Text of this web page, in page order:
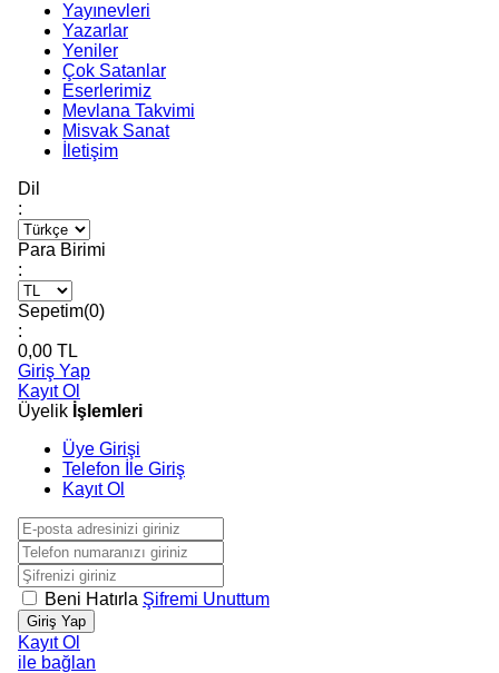
Yayınevleri
Yazarlar
Yeniler
Çok Satanlar
Eserlerimiz
Mevlana Takvimi
Misvak Sanat
İletişim
Dil
:
Para Birimi
:
Sepetim(0)
:
0,00 TL
Giriş Yap
Kayıt Ol
Üyelik İşlemleri
Üye Girişi
Telefon İle Giriş
Kayıt Ol
Beni Hatırla Şifremi Unuttum
Giriş Yap
Kayıt Ol
ile bağlan